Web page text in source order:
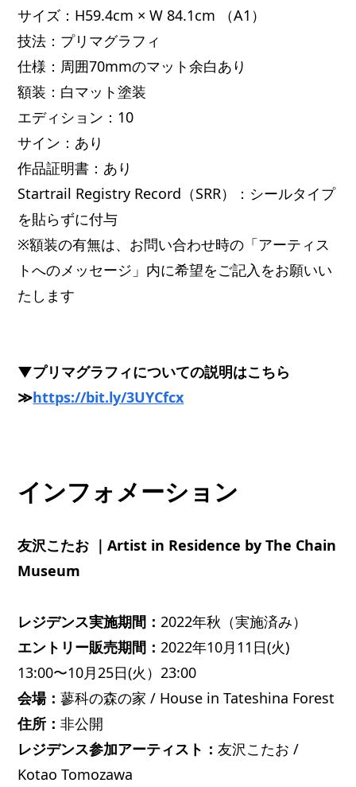
サイズ：H59.4cm × W 84.1cm （A1）
技法：プリマグラフィ
仕様：周囲70mmのマット余白あり
額装：白マット塗装
エディション：10
サイン：あり
作品証明書：あり
Startrail Registry Record（SRR）：シールタイプ
を貼らずに付与
※額装の有無は、お問い合わせ時の「アーティス
トへのメッセージ」内に希望をご記入をお願いい
たします
▼プリマグラフィについての説明はこちら
≫https://bit.ly/3UYCfcx
インフォメーション
友沢こたお ｜Artist in Residence by The Chain
Museum
レジデンス実施期間： 2022年秋（実施済み）
エントリー販売期間： 2022年10月11日(火)
13:00〜10月25日(火）23:00
会場：蓼科の森の家 / House in Tateshina Forest
住所：非公開
レジデンス参加アーティスト：友沢こたお /
Kotao Tomozawa